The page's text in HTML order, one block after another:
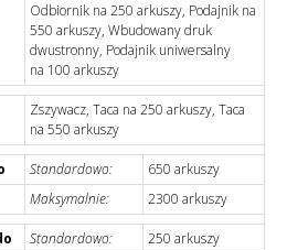
Odbiornik na 250 arkuszy, Podajnik na
550 arkuszy, Wbudowany druk
dwustronny, Podajnik uniwersalny
na 100 arkuszy
Zszywacz, Taca na 250 arkuszy, Taca
na 550 arkuszy
Standardowo:
650 arkuszy
Maksymalnie:
2300 arkuszy
Standardowo:
250 arkuszy